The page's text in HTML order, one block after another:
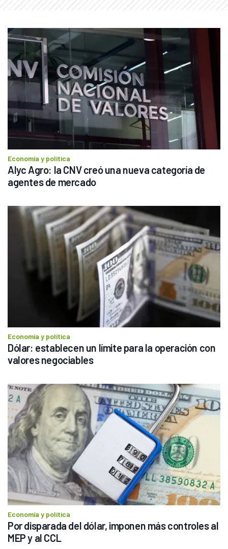
Economía y política
Alyc Agro: la CNV creó una nueva categoría de
agentes de mercado
Economía y política
Dólar: establecen un límite para la operación con
valores negociables
Economía y política
Por disparada del dólar, imponen más controles al
MEP y al CCL